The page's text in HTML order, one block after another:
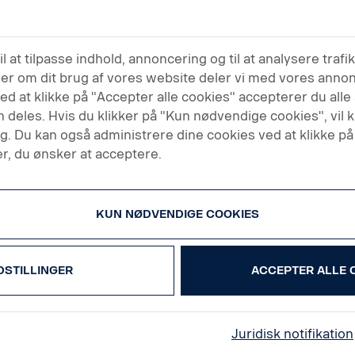
og software er forbudt, medmindre der på
fra dette websted kan være underlagt både
rettigheder i videst muligt omfang.
er og forefindes uden garanti af nogen art, hverken
egnethed til et bestemt formål eller ikke-
dette websted er præcise og fyldestgørende.
eller materialet på dette websted.
websted.
eventuelle direkte eller indirekte, straffende,
som følge af, eller som på anden måde er relateret
hvad enten det er i henhold til kontrakt,
at tilpasse indhold, annoncering og til at analysere
om dit brug af vores website deler vi med vores
at klikke på "Accepter alle cookies" accepterer du
deles. Hvis du klikker på "Kun nødvendige cookies", vil
Du kan også administrere dine cookies ved at klikke
du ønsker at acceptere.
KUN NØDVENDIGE COOKIES
ACCEPTER ALLE
Juridisk notifikation